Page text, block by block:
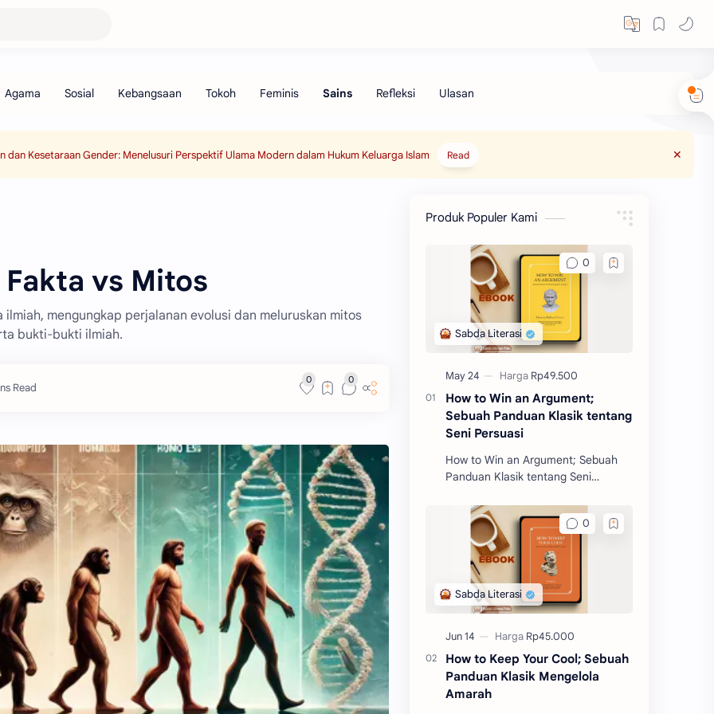
dan Kesetaraan Gender: Menelusuri Perspektif Ulama Modern dalam Hukum Keluarga Islam Read
vs Mitos
mengungkap perjalanan evolusi dan meluruskan mitos
bukti-bukti ilmiah.
Read
Produk Populer Kami
How to Win an Argument;
Sebuah Panduan Klasik tentang
Seni Persuasi
How to Win an Argument; Sebuah
Panduan Klasik tentang Seni
buku filosofi karangan Marcus
Tullius Cicero. Buku ini akan m
How to Keep Your Cool; Sebuah
Panduan Klasik Mengelola
Amarah